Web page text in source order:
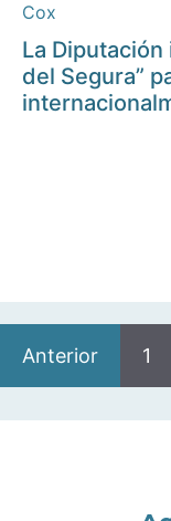
Cox
La Diputación
del Segura”
Anterior 1